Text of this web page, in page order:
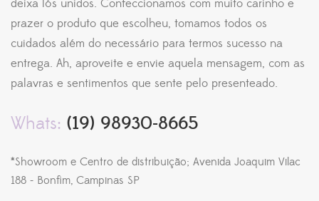
deixa lós unidos. Confeccionamos com muito carinho e
prazer o produto que escolheu, tomamos todos os
cuidados além do necessário para termos sucesso na
entrega. Ah, aproveite e envie aquela mensagem, com as
palavras e sentimentos que sente pelo presenteado.
Whats: (19) 98930-8665
*Showroom e Centro de distribuição; Avenida Joaquim Vilac
188 - Bonfim, Campinas SP